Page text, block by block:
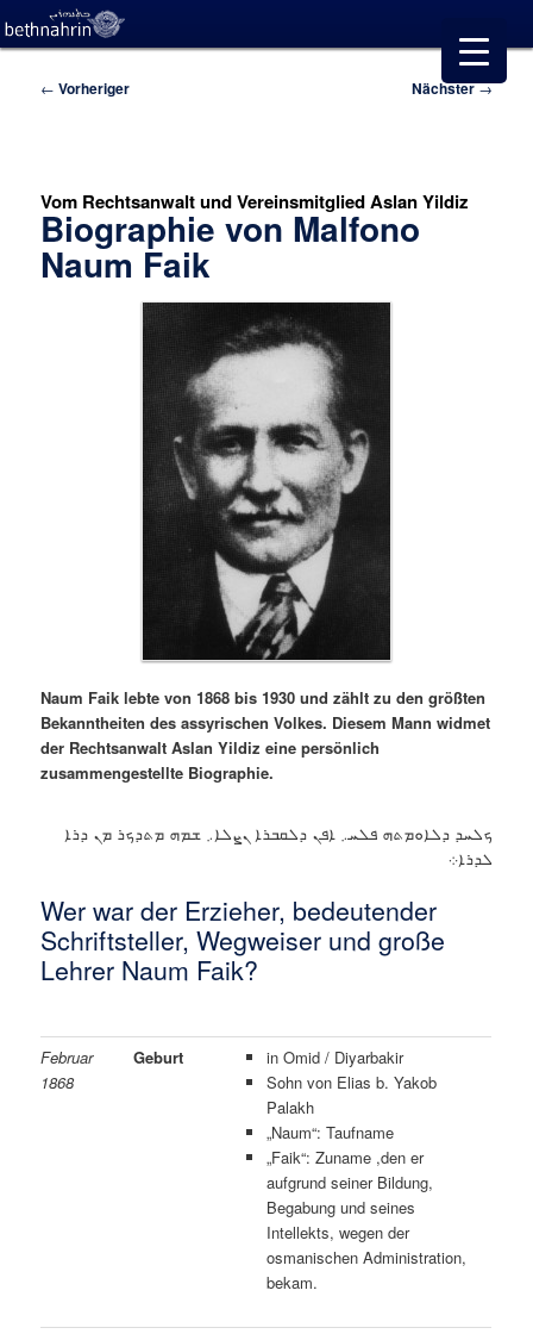
Beitragsnavigation
← Vorheriger Nächster→
Vom Rechtsanwalt und Vereinsmitglied Aslan Yildiz
Biographie von Malfono
Naum Faik
Naum Faik lebte von 1868 bis 1930 und zählt zu den größten
Bekanntheiten des assyrischen Volkes. Diesem Mann widmet
der Rechtsanwalt Aslan Yildiz eine persönlich
zusammengestellte Biographie.
ܟܠܚܕ ܕܠܐܘܡܬܗ ܦܠܚ܇ ܐܦܢ ܕܠܩܒܪܐ ܢܨܠܐ܇ ܫܡܗ ܡܬܕܟܪ ܡܢ ܕܪܐ
ܠܕܪܐ܀
Wer war der Erzieher, bedeutender
Schriftsteller, Wegweiser und große
Lehrer Naum Faik?
Februar
1868
Geburt
in Omid / Diyarbakir
Sohn von Elias b. Yakob
Palakh
„Naum“: Taufname
„Faik“: Zuname ,den er
aufgrund seiner Bildung,
Begabung und seines
Intellekts, wegen der
osmanischen Administration,
bekam.